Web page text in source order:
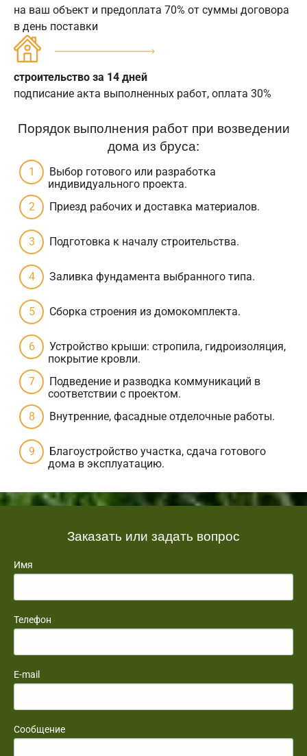
на ваш объект и предоплата 70% от суммы договора
в день поставки
строительство за 14 дней
подписание акта выполненных работ, оплата 30%
Порядок выполнения работ при возведении
дома из бруса:
Выбор готового или разработка
индивидуального проекта.
Приезд рабочих и доставка материалов.
Подготовка к началу строительства.
Заливка фундамента выбранного типа.
Сборка строения из домокомплекта.
Устройство крыши: стропила, гидроизоляция,
покрытие кровли.
Подведение и разводка коммуникаций в
соответствии с проектом.
Внутренние, фасадные отделочные работы.
Благоустройство участка, сдача готового
дома в эксплуатацию.
Заказать или задать вопрос
Имя
Телефон
E-mail
Сообщение